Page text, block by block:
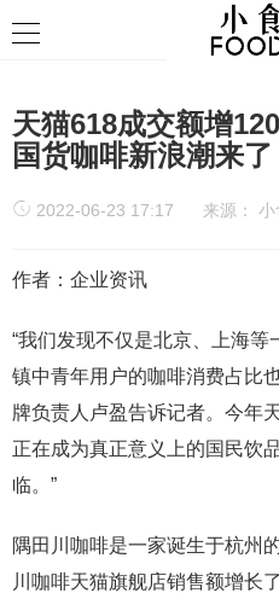
天猫618成交额增
国货咖啡新浪潮来了
2022-06-23 17:17 来源： 小
作者：企业资讯
“我们发现不仅是北京、上海
镇中青年用户的咖啡消费占比
牌负责人卢盈告诉记者。今年
正在成为真正意义上的国民饮
临。”
隅田川咖啡是一家诞生于杭州
川咖啡天猫旗舰店销售额增长